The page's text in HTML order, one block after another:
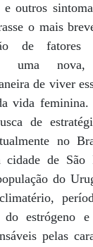
e outros
o mais
de fatores
uma nova,
de viver
vida
de
no
cidade de
do
do estrógeno
pelas